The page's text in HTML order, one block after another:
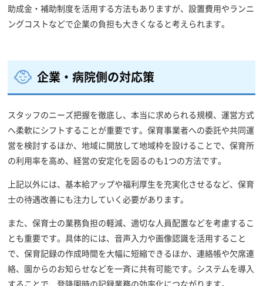
助成金・補助制度を活用する方法もありますが、設置費用やランニ
ングコストなどで企業の負担も大きくなると考えられます。
企業・病院側の対応策
スタッフのニーズ把握を徹底し、本当に求められる規模、運営方式
へ柔軟にシフトすることが重要です。保育事業者への委託や共同運
営を検討するほか、地域に開放して地域枠を設けることで、保育所
の利用率を高め、経営の安定化を図るのも1つの方法です。
上記以外には、基本給アップや福利厚生を充実化させるなど、保育
士の待遇改善にも注力していく必要があります。
また、保育士の業務負担の軽減、適切な人員配置などを考慮するこ
とも重要です。具体的には、音声入力や画像認識を活用すること
で、保育記録の作成時間を大幅に短縮できるほか、連絡帳や欠席連
絡、園からのお知らせなどを一斉に共有可能です。システムを導入
することで、登降園時の記録業務の効率化につながります。